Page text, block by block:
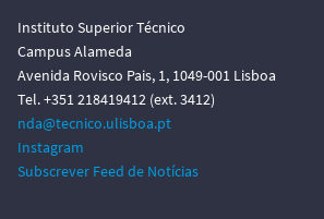
Instituto Superior Técnico
Campus Alameda
Avenida Rovisco Pais, 1, 1049-001 Lisboa
Tel. +351 218419412 (ext. 3412)
nda@tecnico.ulisboa.pt
Instagram
Subscrever Feed de Notícias